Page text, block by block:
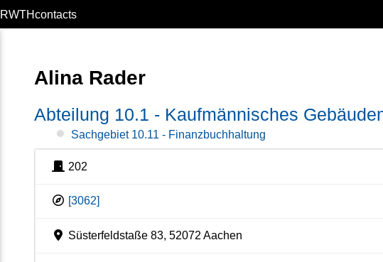
RWTHcontacts
Alina Rader
Abteilung 10.1 - Kaufmännisches
Sachgebiet 10.11 - Finanzbuchhaltung
202
[3062]
Süsterfeldstaße 83, 52072 Aachen